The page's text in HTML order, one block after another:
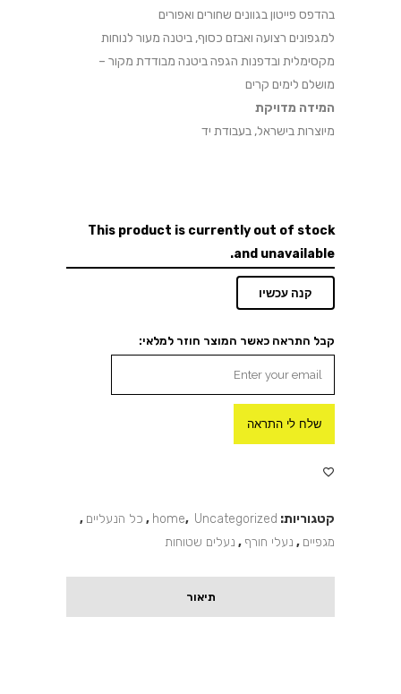
בהדפס פייטון בגוונים שחורים ואפורים
למגפונים רצועה ואבזם כסוף, ביטנה מעור לנוחות
מקסימלית ובדפנות הגפה ביטנה מבודדת מקור –
מושלם לימים קרים
המידה מדויקת
מיוצרות בישראל, בעבודת יד
This product is currently out of stock
and unavailable.
קנה עכשיו
קבל התראה כאשר המוצר חוזר למלאי:
שלח לי התראה
קטגוריות: home, Uncategorized
, כל הנעליים ,
מגפיים , נעלי חורף , נעלים שטוחות
תיאור